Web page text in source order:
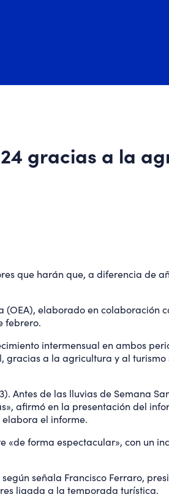
gracias a la
que harán que, a diferencia de
(OEA), elaborado en colaboración
febrero.
intermensual en ambos
a la agricultura y al
Antes de las lluvias de Semana
afirmó en la presentación del
el informe.
forma espectacular», con un
señala Francisco Ferraro,
ligada a la temporada turística.